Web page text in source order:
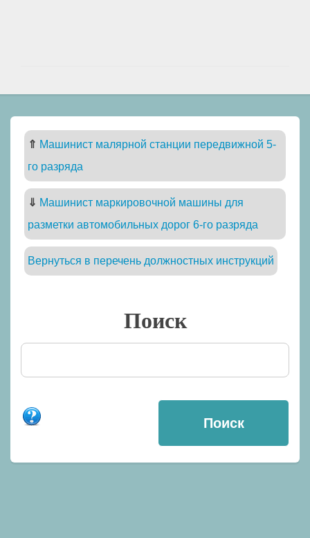
⇑ Машинист малярной станции передвижной 5-
го разряда
⇓ Машинист маркировочной машины для
разметки автомобильных дорог 6-го разряда
Вернуться в перечень должностных инструкций
Поиск